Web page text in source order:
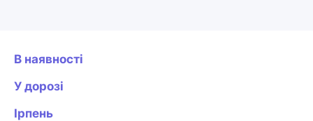
В наявності
У дорозі
Ірпень